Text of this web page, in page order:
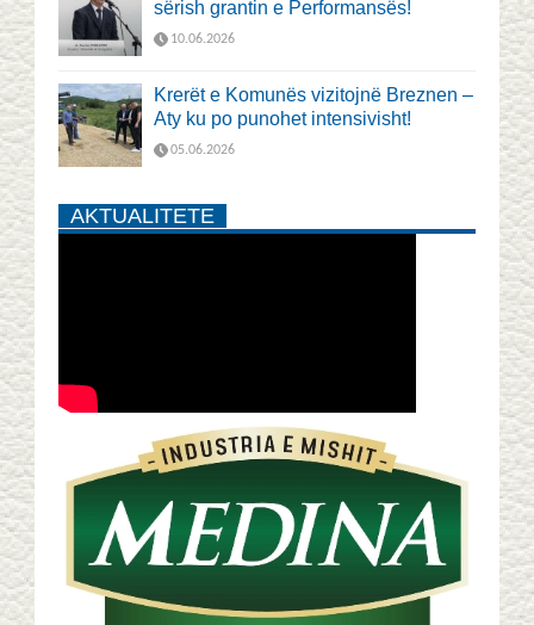
sërish grantin e Performansës!
10.06.2026
Krerët e Komunës vizitojnë Breznen –
Aty ku po punohet intensivisht!
05.06.2026
AKTUALITETE